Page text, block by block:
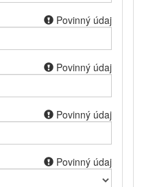
Povinný údaj
Povinný údaj
Povinný údaj
Povinný údaj